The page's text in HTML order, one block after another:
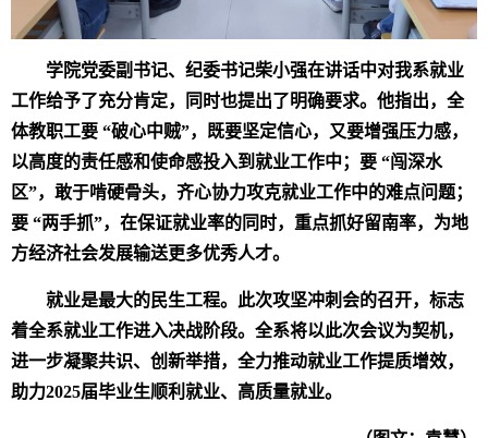
学院党委副书记、纪委书记柴小强在讲话中对我系就业
工作给予了充分肯定，同时也提出了明确要求。他指出，全
体教职工要 “破心中贼”，既要坚定信心，又要增强压力感，
以高度的责任感和使命感投入到就业工作中；要 “闯深水
区”，敢于啃硬骨头，齐心协力攻克就业工作中的难点问题；
要 “两手抓”，在保证就业率的同时，重点抓好留南率，为地
方经济社会发展输送更多优秀人才。
就业是最大的民生工程。此次攻坚冲刺会的召开，标志
着全系就业工作进入决战阶段。全系将以此次会议为契机，
进一步凝聚共识、创新举措，全力推动就业工作提质增效，
助力2025届毕业生顺利就业、高质量就业。